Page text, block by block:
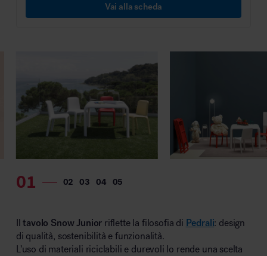
Vai alla scheda
Iltavolo Snow Junior riflette la filosofia di Pedrali: design
di qualità, sostenibilità e funzionalità.
L’uso di materiali riciclabili e durevoli lo rende una scelta